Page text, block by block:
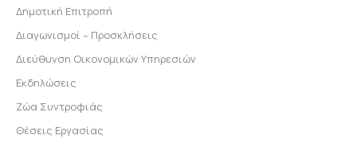
Δημοτική Επιτροπή
Διαγωνισμοί – Προσκλήσεις
Διεύθυνση Οικονομικών Υπηρεσιών
Εκδηλώσεις
Ζώα Συντροφιάς
Θέσεις Εργασίας